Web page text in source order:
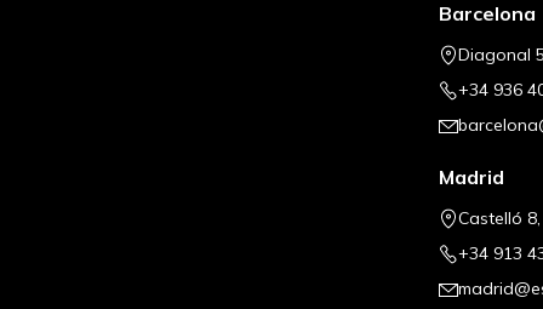
Barcelona
Diagonal
+34 936
Madrid
Castelló
+34 913